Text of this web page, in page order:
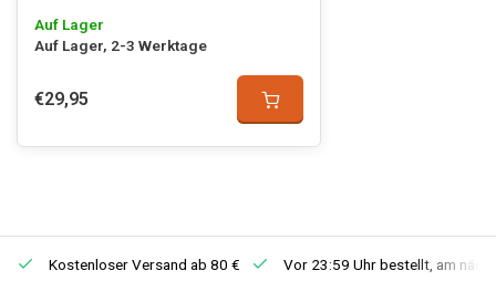
Auf Lager
Auf Lager, 2-3 Werktage
€29,95
Kostenloser Versand ab 80 € Vor 23:59 Uhr bestellt, am